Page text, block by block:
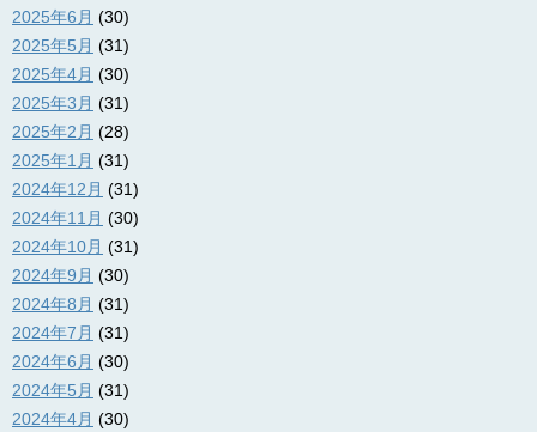
2025年6月 (30)
2025年5月 (31)
2025年4月 (30)
2025年3月 (31)
2025年2月 (28)
2025年1月 (31)
2024年12月 (31)
2024年11月 (30)
2024年10月 (31)
2024年9月 (30)
2024年8月 (31)
2024年7月 (31)
2024年6月 (30)
2024年5月 (31)
2024年4月 (30)